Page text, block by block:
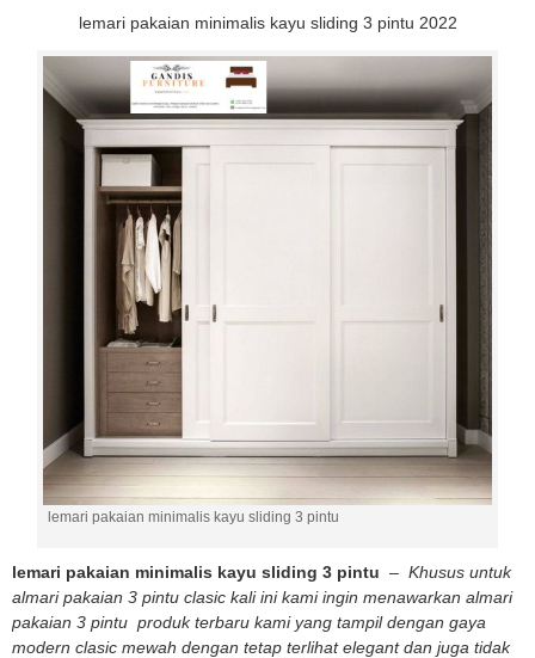
lemari pakaian minimalis kayu sliding 3 pintu 2022
lemari pakaian minimalis kayu sliding 3 pintu
lemari pakaian minimalis kayu sliding 3 pintu – Khusus untuk
almari pakaian 3 pintu clasic kali ini kami ingin menawarkan almari
pakaian 3 pintu produk terbaru kami yang tampil dengan gaya
modern clasic mewah dengan tetap terlihat elegant dan juga tidak